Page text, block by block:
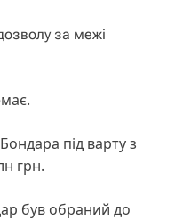
за межі
під варту з
грн.
був обраний до